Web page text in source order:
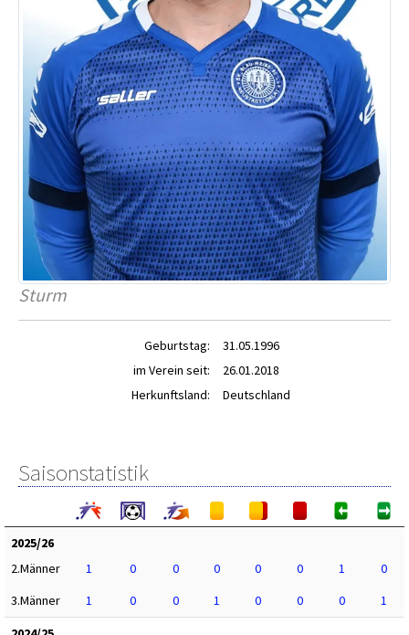
Sturm
Geburtstag:
31.05.1996
im Verein seit:
26.01.2018
Herkunftsland:
Deutschland
Saisonstatistik
2025/26
2.Männer
1 0 0 0 0 0 1
0
3.Männer
1 0 0 1 0 0 0
1